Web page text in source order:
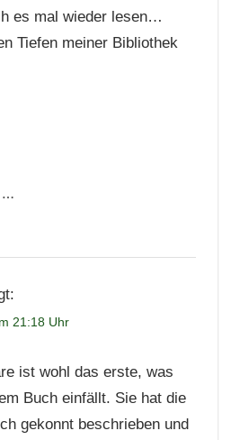
es mal wieder lesen…
Tiefen meiner Bibliothek
…
21:18 Uhr
ist wohl das erste, was
Buch einfällt. Sie hat die
gekonnt beschrieben und